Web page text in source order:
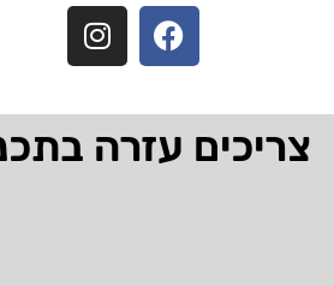
צריכים עזרה